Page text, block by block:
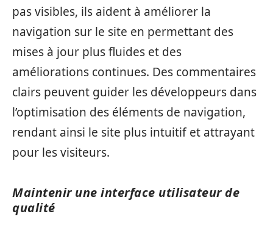
pas visibles, ils aident à améliorer la
navigation sur le site en permettant des
mises à jour plus fluides et des
améliorations continues. Des commentaires
clairs peuvent guider les développeurs dans
l’optimisation des éléments de navigation,
rendant ainsi le site plus intuitif et attrayant
pour les visiteurs.
Maintenir une interface utilisateur de
qualité